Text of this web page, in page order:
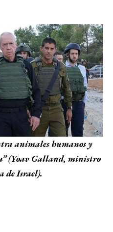
animales humanos y
(Yoav Galland, ministro
de Israel).